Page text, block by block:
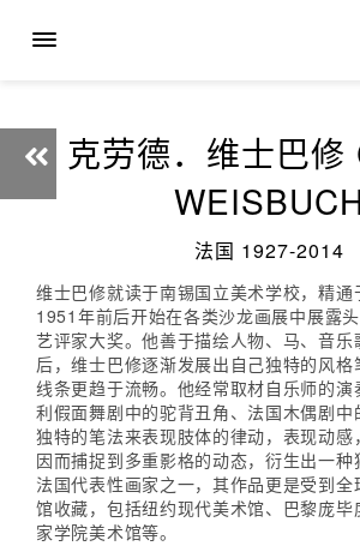
克劳德．维士巴
WEISBUCH
法国 1927-2014
维士巴修就读于南锡国立美术学校，精通
1951年前后开始在各类沙龙画展中展露
艺评家大奖。他善于描绘人物、马、音
后，维士巴修逐渐发展出自己独特的风格
线条更趋于流畅。他经常取材自乐师的
利假面舞剧中的驼背丑角、法国木偶剧中
独特的笔法来表现肢体的律动，表现动
因而捕捉到多重影格的动态，衍生出一
法国代表性画家之一，其作品更是受到
馆收藏，包括纽约现代美术馆、巴黎庞毕
家学院美术馆等。